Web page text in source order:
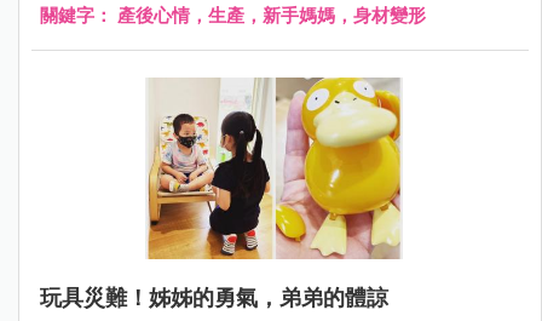
關鍵字： 產後心情，生產，新手媽媽，身材變形
玩具災難！姊姊的勇氣，弟弟的體諒